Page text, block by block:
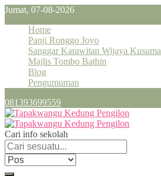
Jumat, 07-08-2026
Home
Panji Ronggo Joyo
Sanggar Karawitan Wijaya Kusuma
Majlis Tombo Bathin
Blog
Pengumuman
081393699559
Cari info sekolah